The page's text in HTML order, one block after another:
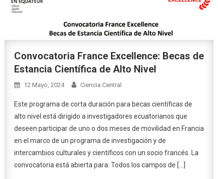
Convocatoria France Excellence: Becas de
Estancia Científica de Alto Nivel
12 Mayo, 2024 Ciencia Central
Este programa de corta duración para becas científicas de
alto nivel está dirigido a investigadores ecuatorianos que
deseen participar de uno o dos meses de movilidad en Francia
en el marco de un programa de investigación y de
intercambios culturales y científicos con un socio francés. La
convocatoria está abierta para: Todos los campos de […]